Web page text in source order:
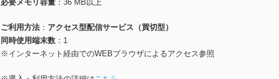
必要メモリ容量
36 MB以上
ご利用方法
アクセス型配信サービス（買切型）
同時使用端末数
1
※インターネット経由でのWEBブラウザによるアクセス参照